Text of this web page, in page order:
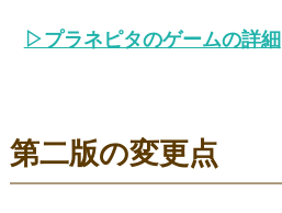
▷プラネピタのゲームの詳細
第二版の変更点